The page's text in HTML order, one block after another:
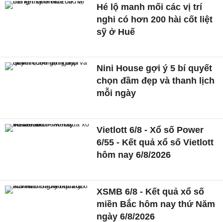
Hé lộ manh mối các vị trí
nghi có hơn 200 hài cốt liệt
sỹ ở Huế
Nini House gợi ý 5 bí quyết
chọn đầm đẹp và thanh lịch
mỗi ngày
Vietlott 6/8 - Xổ số Power
6/55 - Kết quả xổ số Vietlott
hôm nay 6/8/2026
XSMB 6/8 - Kết quả xổ số
miền Bắc hôm nay thứ Năm
ngày 6/8/2026